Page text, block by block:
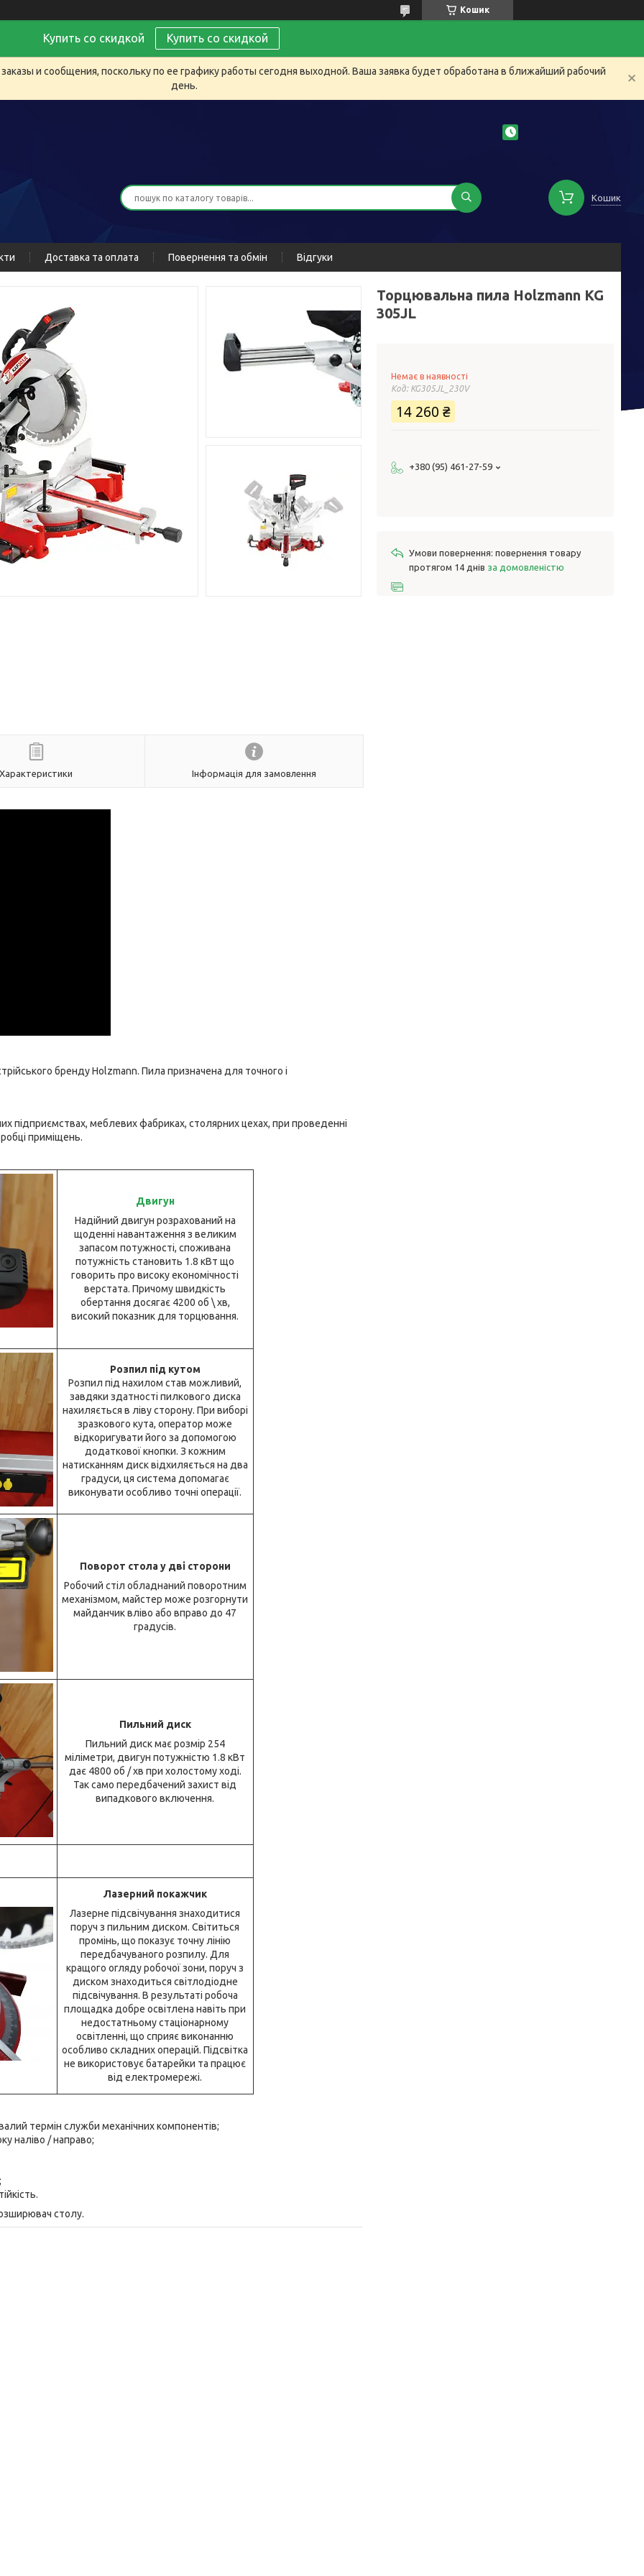
Кошик
Купить со скидкой Купить со скидкой
и сообщения, поскольку по ее графику работы сегодня выходной. Ваша заявка будет обработана в ближайший рабочий
день.
Кошик
Доставка та оплата Повернення та обмін Відгуки
Характеристики Інформація для замовлення
бренду Holzmann. Пила призначена для точного і
підприємствах, меблевих фабриках, столярних цехах, при проведенні
приміщень.
Двигун
Надійний двигун розрахований на
щоденні навантаження з великим
запасом потужності, споживана
потужність становить 1.8 кВт що
говорить про високу економічності
верстата. Причому швидкість
обертання досягає 4200 об \ хв,
високий показник для торцювання.
Розпил під кутом
Розпил під нахилом став можливий,
завдяки здатності пилкового диска
нахиляється в ліву сторону. При виборі
зразкового кута, оператор може
відкоригувати його за допомогою
додаткової кнопки. З кожним
натисканням диск відхиляється на два
градуси, ця система допомагає
виконувати особливо точні операції.
Поворот стола у дві сторони
Робочий стіл обладнаний поворотним
механізмом, майстер може розгорнути
майданчик вліво або вправо до 47
градусів.
Пильний диск
Пильний диск має розмір 254
міліметри, двигун потужністю 1.8 кВт
дає 4800 об / хв при холостому ході.
Так само передбачений захист від
випадкового включення.
Лазерний покажчик
Лазерне підсвічування знаходитися
поруч з пильним диском. Світиться
промінь, що показує точну лінію
передбачуваного розпилу. Для
кращого огляду робочої зони, поруч з
диском знаходиться світлодіодне
підсвічування. В результаті робоча
площадка добре освітлена навіть при
недостатньому стаціонарному
освітленні, що сприяє виконанню
особливо складних операцій. Підсвітка
не використовує батарейки та працює
від електромережі.
термін служби механічних компонентів;
наліво / направо;
столу.
Торцювальна пила Holzmann KG
305JL
Немає в наявності
Код: KG305JL_230V
14 260 ₴
+380 (95) 461-27-59
повернення товару
протягом 14 днів за домовленістю